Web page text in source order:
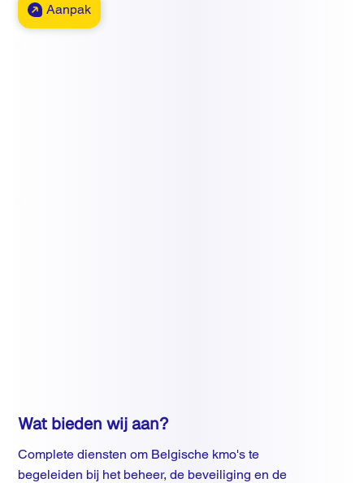
Aanpak
Wat bieden wij aan?
Complete diensten om Belgische kmo's te
begeleiden bij het beheer, de beveiliging en de